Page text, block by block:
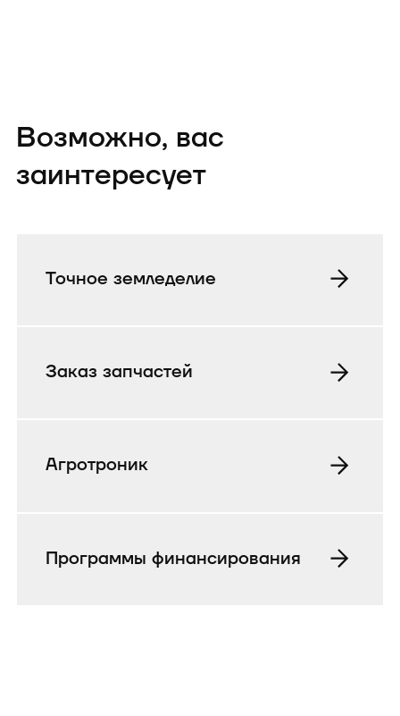
Возможно, вас
заинтересует
Точное земледелие
Заказ запчастей
Агротроник
Программы финансирования